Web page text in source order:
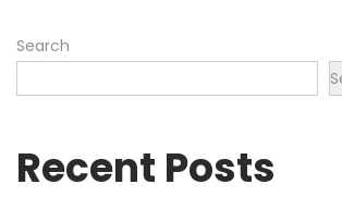
Search
Recent Posts